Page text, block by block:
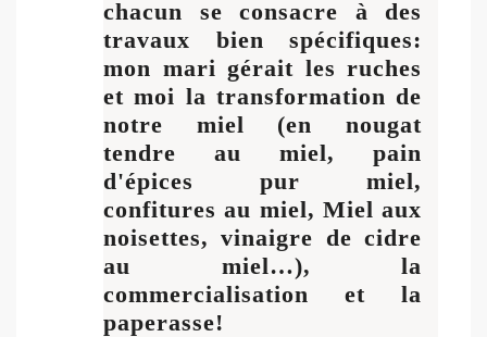
chacun se consacre à des
travaux bien spécifiques:
mon mari gérait les ruches
et moi la transformation de
notre miel (en nougat
tendre au miel, pain
d'épices pur miel,
confitures au miel, Miel aux
noisettes, vinaigre de cidre
au miel…), la
commercialisation et la
paperasse!